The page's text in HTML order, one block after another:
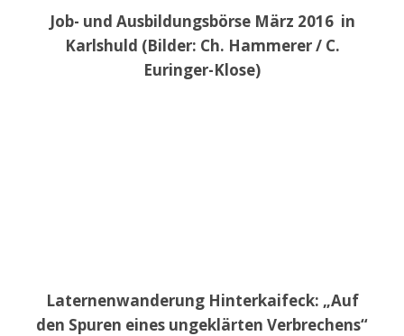
Job- und Ausbildungsbörse März 2016 in
Karlshuld (Bilder: Ch. Hammerer / C.
Euringer-Klose)
Laternenwanderung Hinterkaifeck: „Auf
den Spuren eines ungeklärten Verbrechens“